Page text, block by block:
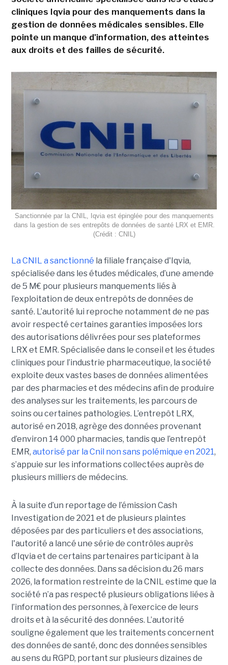
cliniques Iqvia pour des manquements dans la
gestion de données médicales sensibles. Elle
pointe un manque d'information, des atteintes
aux droits et des failles de sécurité.
Sanctionnée par la CNIL, Iqvia est épinglée pour des manquements
dans la gestion de ses entrepôts de données de santé LRX et EMR.
(Crédit : CNIL)
La CNIL a sanctionné la filiale française d'Iqvia,
spécialisée dans les études médicales, d’une amende
de 5 M€ pour plusieurs manquements liés à
l’exploitation de deux entrepôts de données de
santé. L’autorité lui reproche notamment de ne pas
avoir respecté certaines garanties imposées lors
des autorisations délivrées pour ses plateformes
LRX et EMR. Spécialisée dans le conseil et les études
cliniques pour l’industrie pharmaceutique, la société
exploite deux vastes bases de données alimentées
par des pharmacies et des médecins afin de produire
des analyses sur les traitements, les parcours de
soins ou certaines pathologies. L’entrepôt LRX,
autorisé en 2018, agrège des données provenant
d’environ 14 000 pharmacies, tandis que l’entrepôt
EMR, autorisé par la Cnil non sans polémique en 2021,
s’appuie sur les informations collectées auprès de
plusieurs milliers de médecins.
À la suite d’un reportage de l’émission Cash
Investigation de 2021 et de plusieurs plaintes
déposées par des particuliers et des associations,
l'autorité a lancé une série de contrôles auprès
d’Iqvia et de certains partenaires participant à la
collecte des données. Dans sa décision du 26 mars
2026, la formation restreinte de la CNIL estime que la
société n’a pas respecté plusieurs obligations liées à
l’information des personnes, à l’exercice de leurs
droits et à la sécurité des données. L’autorité
souligne également que les traitements concernent
des données de santé, donc des données sensibles
au sens du RGPD, portant sur plusieurs dizaines de